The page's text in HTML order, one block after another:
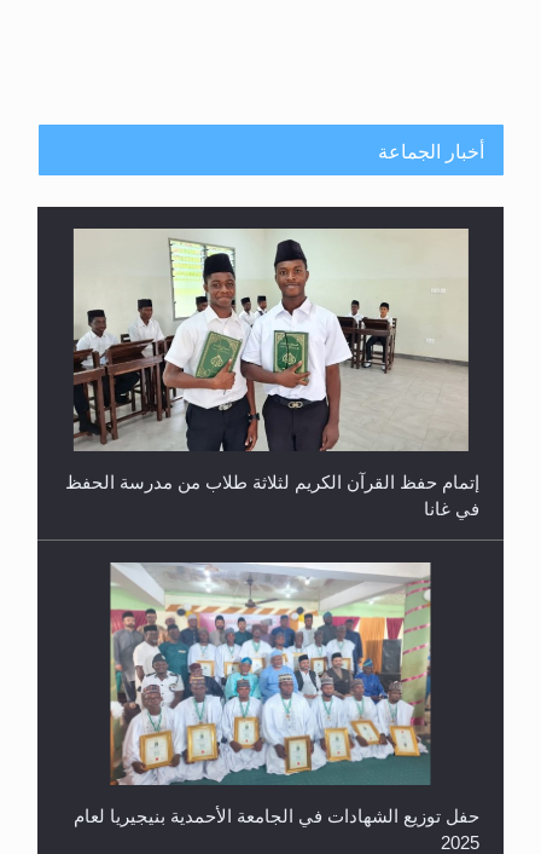
أخبار الجماعة
إتمام حفظ القرآن الكريم لثلاثة طلاب من مدرسة الحفظ
في غانا
حفل توزيع الشهادات في الجامعة الأحمدية بنيجيريا لعام
2025